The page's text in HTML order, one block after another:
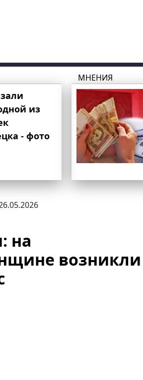
из
- фото
МНЕНИЯ
на
возникли